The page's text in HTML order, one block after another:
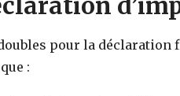
pour la déclaration
: